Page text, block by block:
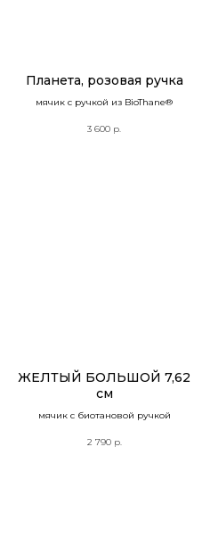
Планета, розовая ручка
мячик с ручкой из BioThane®
3 600 р.
ЖЕЛТЫЙ БОЛЬШОЙ 7,62
см
мячик с биотановой ручкой
2 790 р.